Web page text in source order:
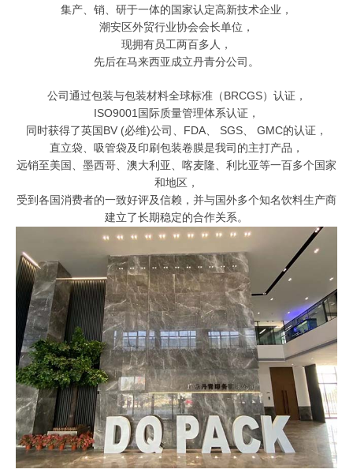
集产、销、研于一体的国家认定高新技术企业，
潮安区外贸行业协会会长单位，
现拥有员工两百多人，
先后在马来西亚成立丹青分公司。
公司通过包装与包装材料全球标准（BRCGS）认证，
ISO9001国际质量管理体系认证，
同时获得了英国BV (必维)公司、FDA、 SGS、 GMC的认证，
直立袋、吸管袋及印刷包装卷膜是我司的主打产品，
远销至美国、墨西哥、澳大利亚、喀麦隆、利比亚等一百多个国家
和地区，
受到各国消费者的一致好评及信赖，并与国外多个知名饮料生产商
建立了长期稳定的合作关系。